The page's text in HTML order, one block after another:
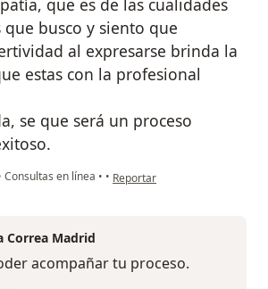
que es de las cualidades
busco y siento que
al expresarse brinda la
estas con la profesional
se que será un proceso
Consultas en línea • • en opinión del usuario Natalia
Reportar
Correa Madrid
acompañar tu proceso.